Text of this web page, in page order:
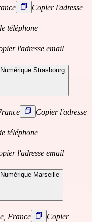
Copier l'adresse
téléphone
l'adresse email
Strasbourg
Copier l'adresse
téléphone
l'adresse email
Marseille
France
Copier